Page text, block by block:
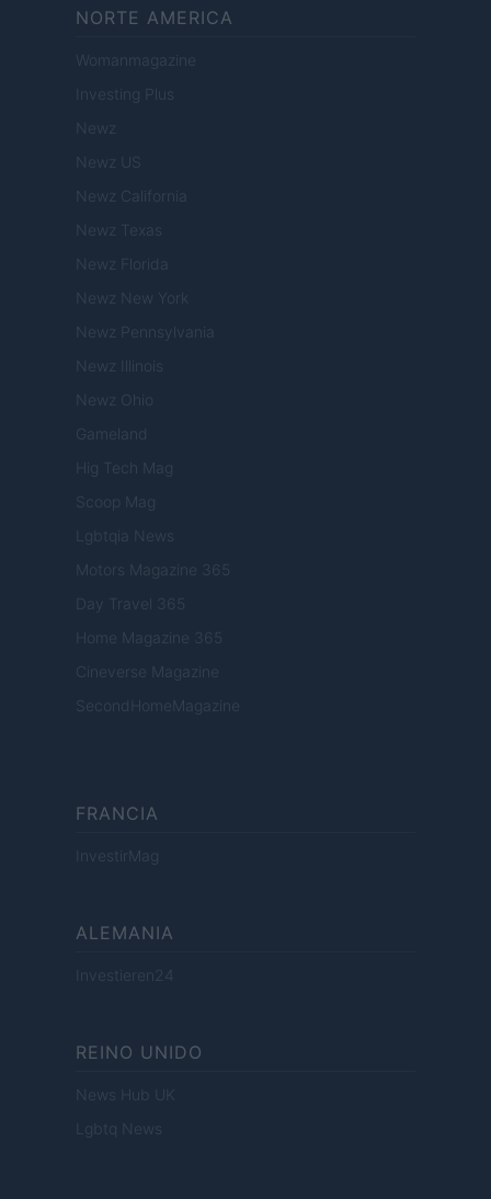
NORTE AMERICA
Womanmagazine
Investing Plus
Newz
Newz US
Newz California
Newz Texas
Newz Florida
Newz New York
Newz Pennsylvania
Newz Illinois
Newz Ohio
Gameland
Hig Tech Mag
Scoop Mag
Lgbtqia News
Motors Magazine 365
Day Travel 365
Home Magazine 365
Cineverse Magazine
SecondHomeMagazine
FRANCIA
InvestirMag
ALEMANIA
Investieren24
REINO UNIDO
News Hub UK
Lgbtq News